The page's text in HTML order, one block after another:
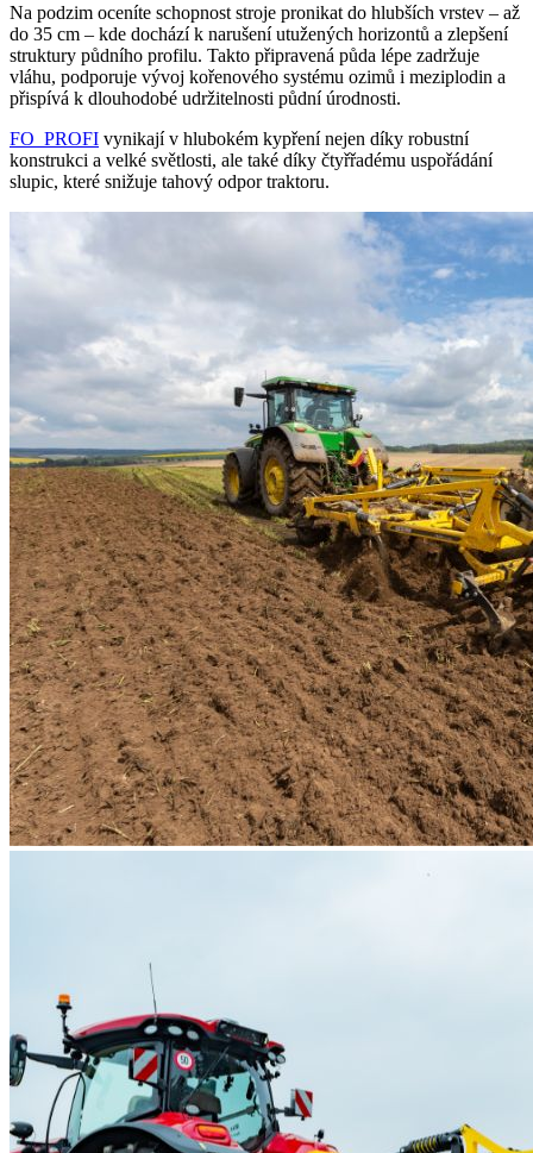
Na podzim oceníte schopnost stroje pronikat do hlubších vrstev – až
do 35 cm – kde dochází k narušení utužených horizontů a zlepšení
struktury půdního profilu. Takto připravená půda lépe zadržuje
vláhu, podporuje vývoj kořenového systému ozimů i meziplodin a
přispívá k dlouhodobé udržitelnosti půdní úrodnosti.
FO_PROFI vynikají v hlubokém kypření nejen díky robustní
konstrukci a velké světlosti, ale také díky čtyřřadému uspořádání
slupic, které snižuje tahový odpor traktoru.